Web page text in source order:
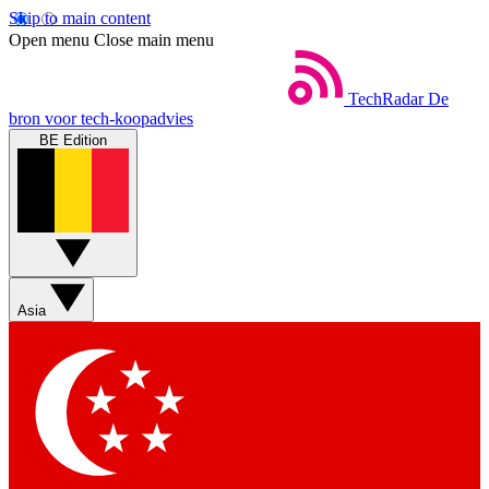
Skip to main content
Open menu Close main menu
TechRadar De
bron voor tech-koopadvies
BE Edition
Asia